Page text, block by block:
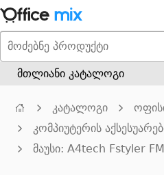
მთლიანი კატალოგი
კატალოგი
კომპიუტერის
მაუსი: A4tech Fstyler